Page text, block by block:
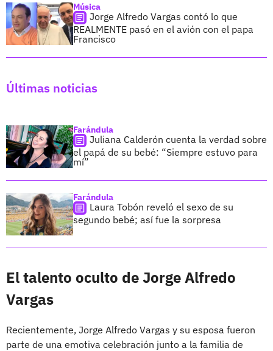
Música
Jorge Alfredo Vargas contó lo que
REALMENTE pasó en el avión con el papa
Francisco
Últimas noticias
Farándula
Juliana Calderón cuenta la verdad sobre
el papá de su bebé: “Siempre estuvo para
mí”
Farándula
Laura Tobón reveló el sexo de su
segundo bebé; así fue la sorpresa
El talento oculto de Jorge Alfredo
Vargas
Recientemente, Jorge Alfredo Vargas y su esposa fueron
parte de una emotiva celebración junto a la familia de